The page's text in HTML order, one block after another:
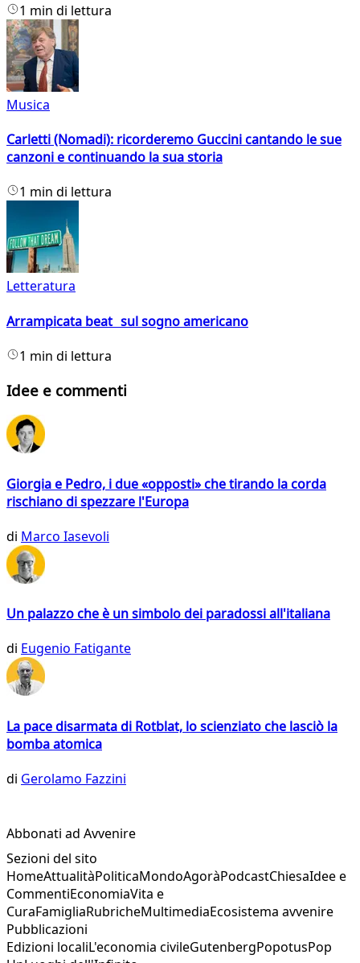
1 min di lettura
Musica
Carletti (Nomadi): ricorderemo Guccini cantando le sue
canzoni e continuando la sua storia
1 min di lettura
Letteratura
Arrampicata beat sul sogno americano
1 min di lettura
Idee e commenti
Giorgia e Pedro, i due «opposti» che tirando la corda
rischiano di spezzare l'Europa
di Marco Iasevoli
Un palazzo che è un simbolo dei paradossi all'italiana
di Eugenio Fatigante
La pace disarmata di Rotblat, lo scienziato che lasciò la
bomba atomica
di Gerolamo Fazzini
Abbonati ad Avvenire
Sezioni del sito
HomeAttualitàPoliticaMondoAgoràPodcastChiesaIdee e
CommentiEconomiaVita e
CuraFamigliaRubricheMultimediaEcosistema avvenire
Pubblicazioni
Edizioni localiL'economia civileGutenbergPopotusPop